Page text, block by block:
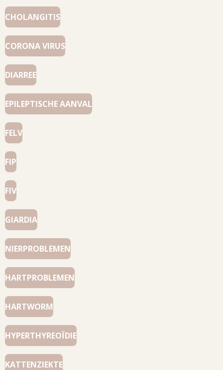
CHOLANGITIS
CORONA VIRUS
DIARREE
EPILEPTISCHE AANVAL
FELV
FIP
FIV
GIARDIA
NIERPROBLEMEN
HARTPROBLEMEN
HARTWORM
HYPERTHYREOÏDIE
KATTENZIEKTE